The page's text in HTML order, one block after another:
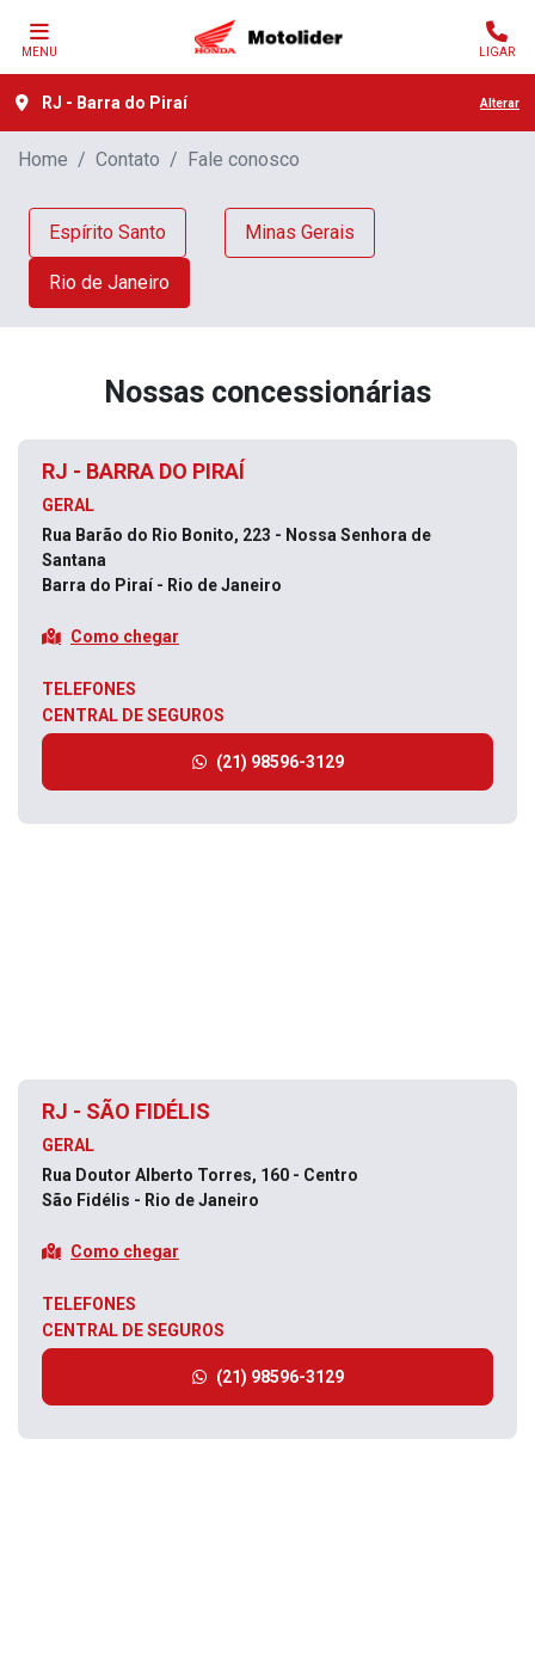
MENU LIGAR
RJ - Barra do Piraí Alterar
Home Contato Fale conosco
Espírito Santo Minas Gerais
Rio de Janeiro
Nossas concessionárias
RJ - BARRA DO PIRAÍ
GERAL
Rua Barão do Rio Bonito, 223 - Nossa Senhora de
Santana
Barra do Piraí - Rio de Janeiro
Como chegar
TELEFONES
CENTRAL DE SEGUROS
(21) 98596-3129
RJ - SÃO FIDÉLIS
GERAL
Rua Doutor Alberto Torres, 160 - Centro
São Fidélis - Rio de Janeiro
Como chegar
TELEFONES
CENTRAL DE SEGUROS
(21) 98596-3129